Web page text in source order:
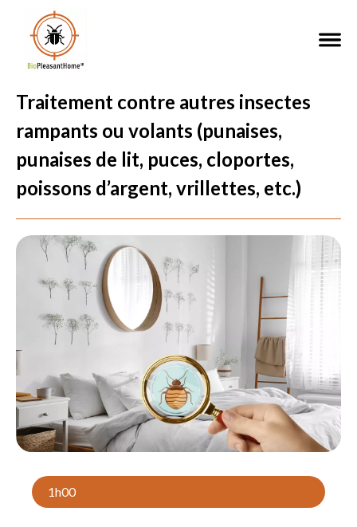
Traitement contre autres insectes
rampants ou volants (punaises,
punaises de lit, puces, cloportes,
poissons d’argent, vrillettes, etc.)
1h00